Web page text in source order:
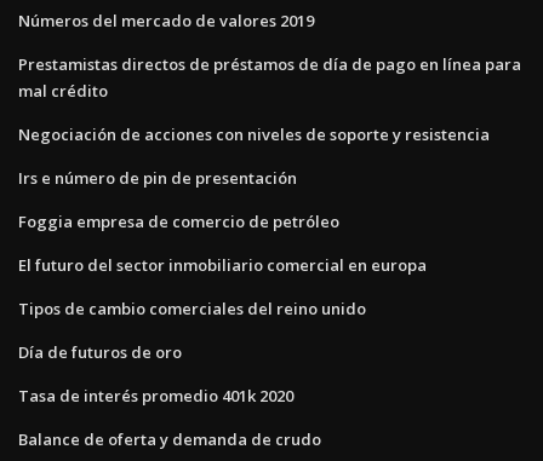
Números del mercado de valores 2019
Prestamistas directos de préstamos de día de pago en línea para
mal crédito
Negociación de acciones con niveles de soporte y resistencia
Irs e número de pin de presentación
Foggia empresa de comercio de petróleo
El futuro del sector inmobiliario comercial en europa
Tipos de cambio comerciales del reino unido
Día de futuros de oro
Tasa de interés promedio 401k 2020
Balance de oferta y demanda de crudo